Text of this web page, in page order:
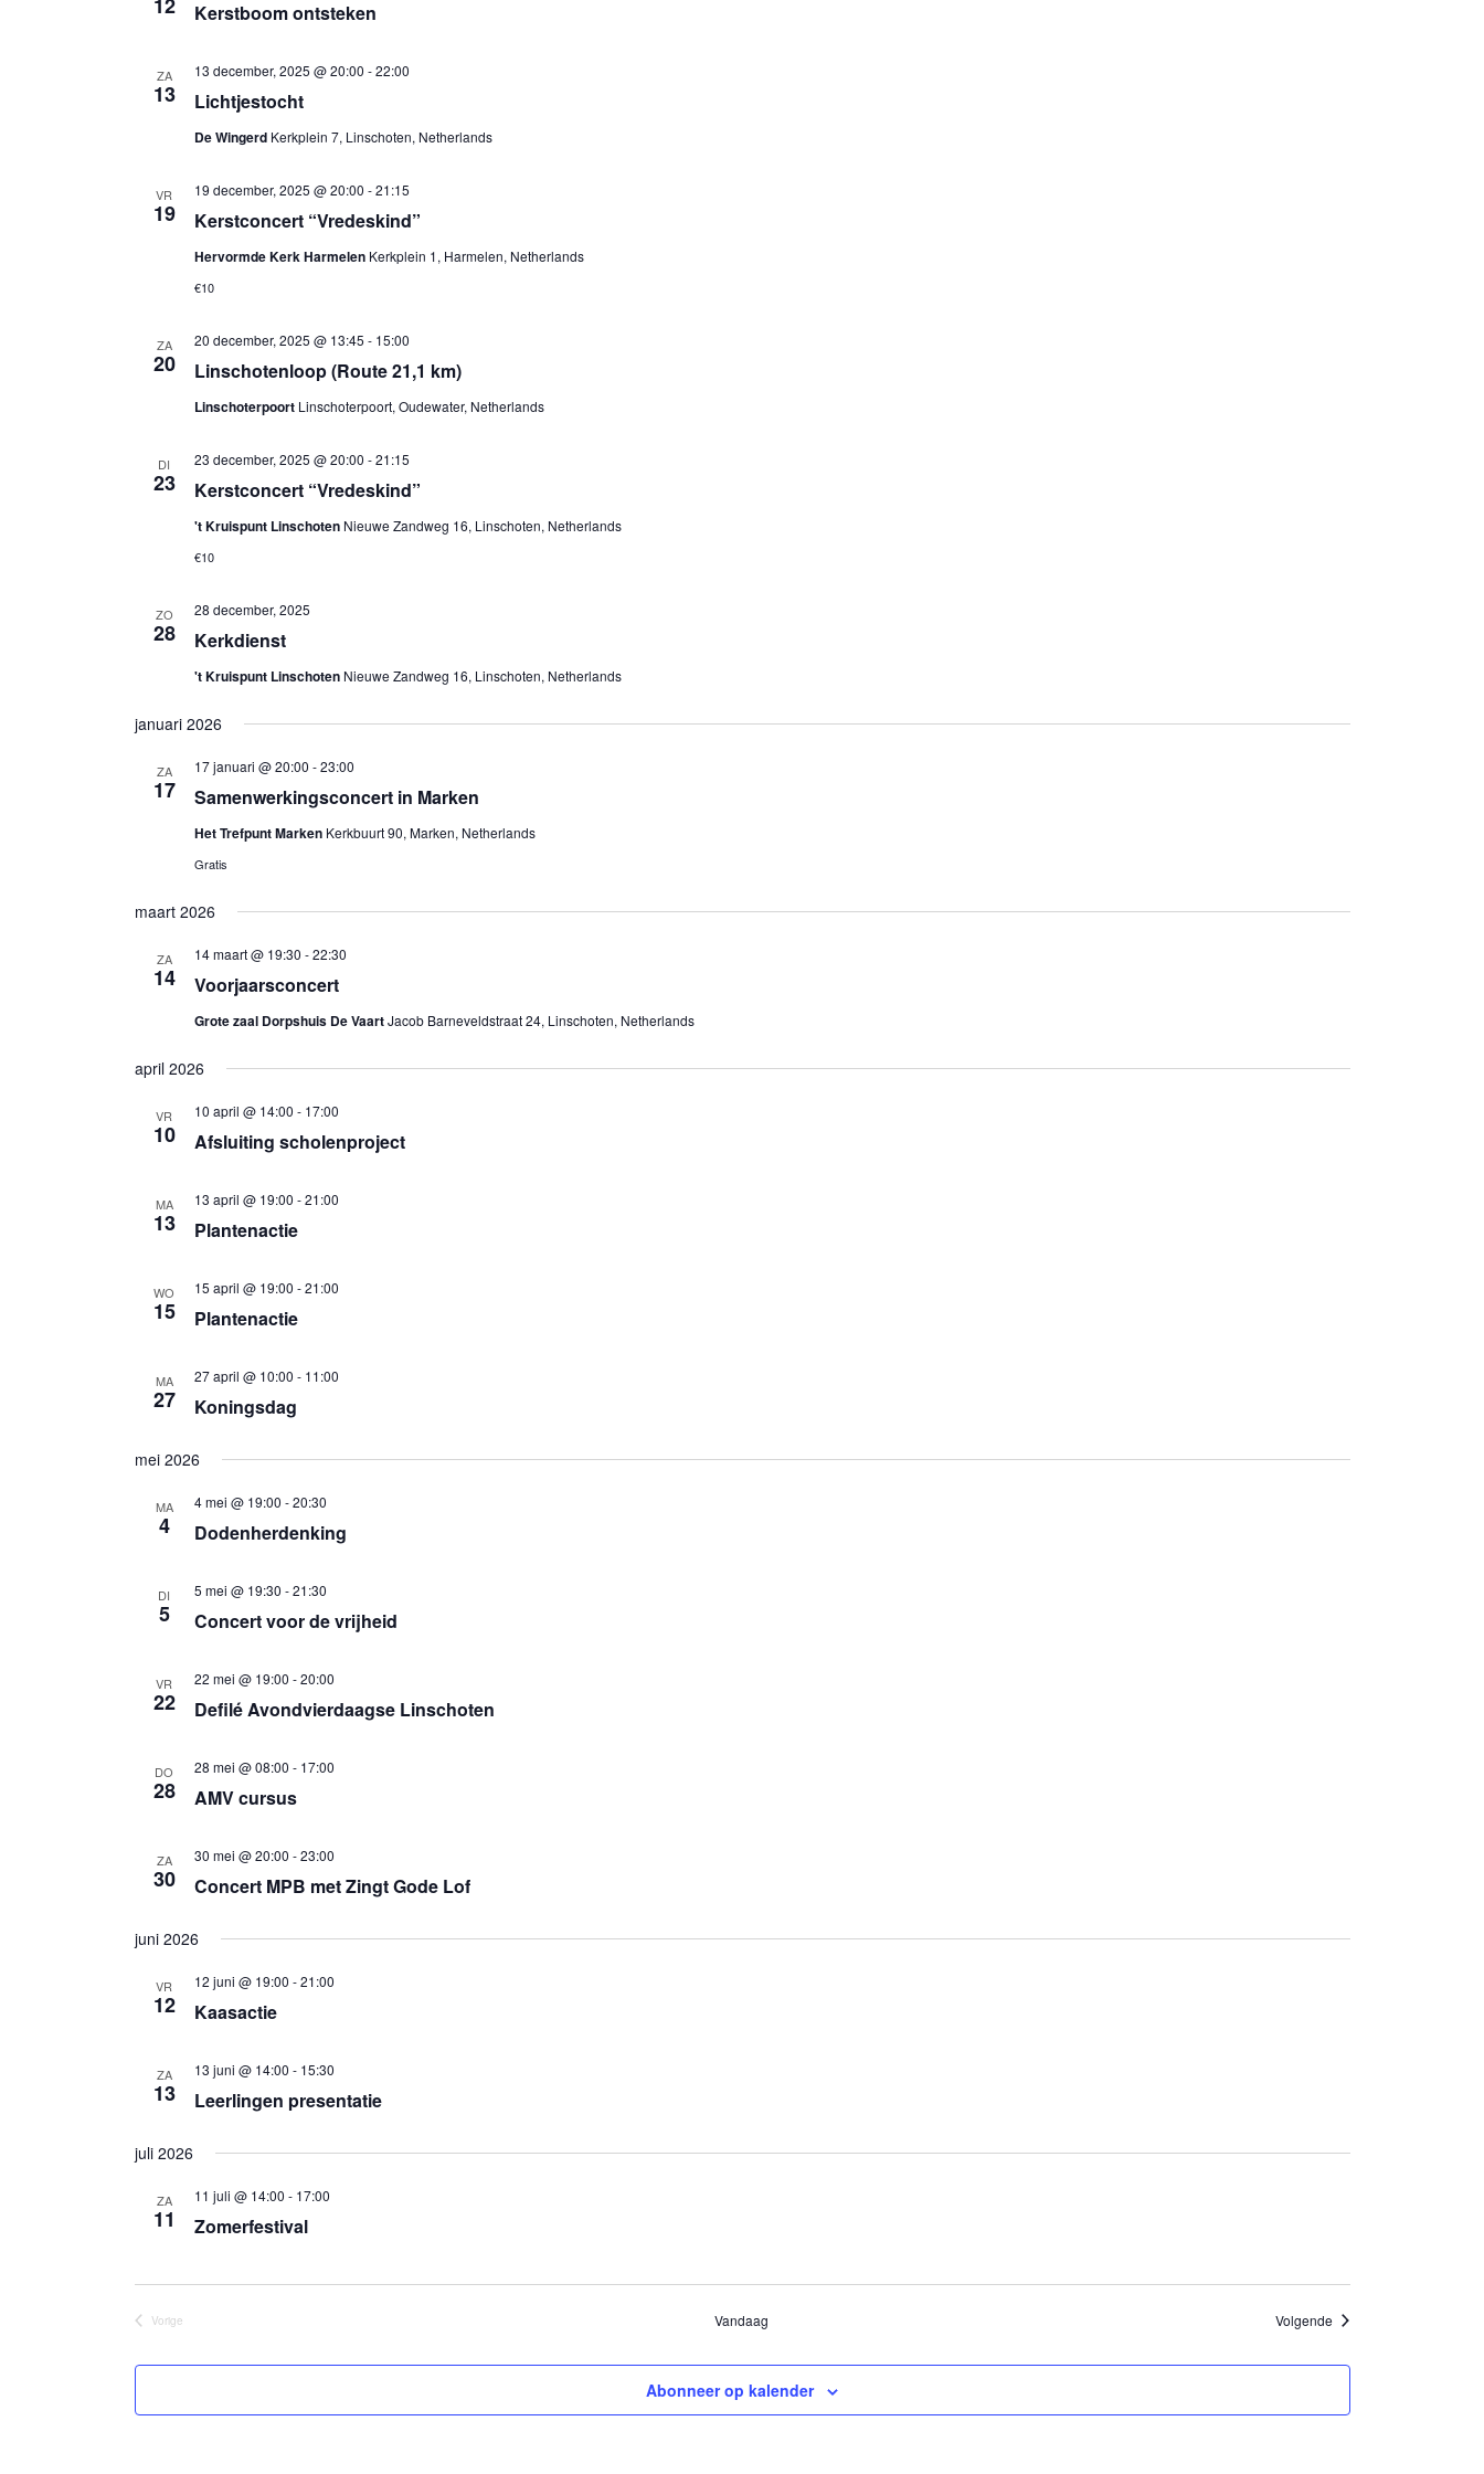
Kerstboom ontsteken
ZA
13 Lichtjestocht
13 december, 2025 @ 20:00 -22:00
De Wingerd Kerkplein 7, Linschoten, Netherlands
VR
19 Kerstconcert “Vredeskind”
19 december, 2025 @ 20:00 -21:15
Hervormde Kerk Harmelen Kerkplein 1, Harmelen, Netherlands
€10
ZA
20 Linschotenloop (Route 21,1 km)
20 december, 2025 @ 13:45 - 15:00
Linschoterpoort Linschoterpoort, Oudewater, Netherlands
DI
23 Kerstconcert “Vredeskind”
23 december, 2025 @ 20:00 -21:15
't Kruispunt Linschoten Nieuwe Zandweg 16, Linschoten, Netherlands
€10
ZO
28 Kerkdienst
28 december, 2025
't Kruispunt Linschoten Nieuwe Zandweg 16, Linschoten, Netherlands
januari 2026
ZA
17 Samenwerkingsconcert in Marken
17 januari @ 20:00 -23:00
Het Trefpunt Marken Kerkbuurt 90, Marken, Netherlands
Gratis
maart 2026
ZA
14 Voorjaarsconcert
14 maart @ 19:30 -22:30
Grote zaal Dorpshuis De VaartJacob Barneveldstraat 24, Linschoten, Netherlands
april 2026
VR
10 Afsluiting scholenproject
10 april @ 14:00 - 17:00
MA
13 Plantenactie
13 april @ 19:00 -21:00
WO
15 Plantenactie
15 april @ 19:00 -21:00
MA
27 Koningsdag
27 april @ 10:00 - 11:00
mei 2026
MA
4 Dodenherdenking
4 mei @ 19:00 -20:30
DI
5 Concert voor de vrijheid
5 mei @ 19:30 -21:30
VR
22 Defilé Avondvierdaagse Linschoten
22 mei @ 19:00 -20:00
DO
28 AMV cursus
28 mei @ 08:00 - 17:00
ZA
30 Concert MPB met Zingt Gode Lof
30 mei @ 20:00 -23:00
juni 2026
VR
12 Kaasactie
12 juni @ 19:00 -21:00
ZA
13 Leerlingen presentatie
13 juni @ 14:00 - 15:30
juli 2026
ZA
11 Zomerfestival
11 juli @ 14:00 - 17:00
Vorige
Vandaag Volgende Evenementen
Abonneer op kalender